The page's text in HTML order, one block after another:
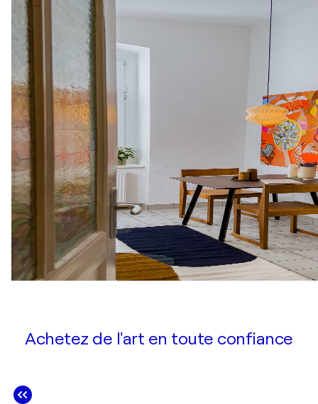
Achetez de l'art en toute confiance